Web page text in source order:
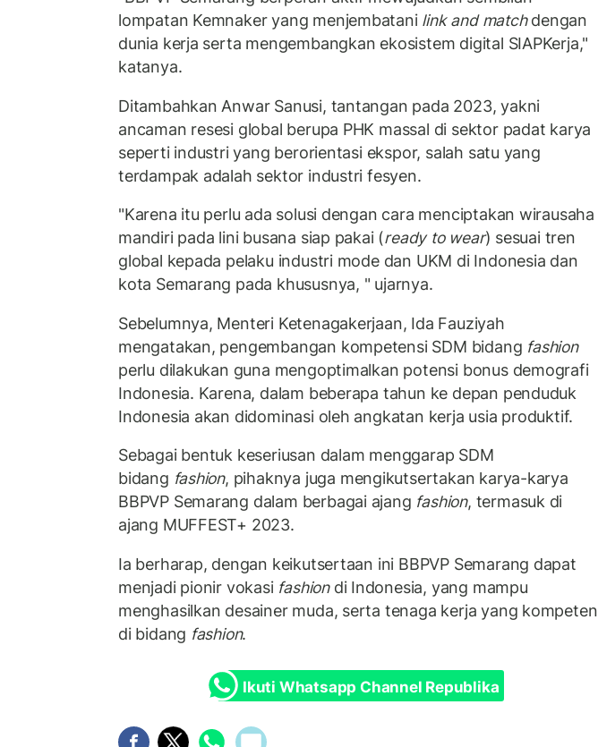
lompatan Kemnaker yang menjembatanilink and matchdengan
dunia kerja serta mengembangkan ekosistem digital SIAPKerja,"
katanya.
Ditambahkan Anwar Sanusi, tantangan pada 2023, yakni
ancaman resesi global berupa PHK massal di sektor padat karya
seperti industri yang berorientasi ekspor, salah satu yang
terdampak adalah sektor industri fesyen.
"Karena itu perlu ada solusi dengan cara menciptakan wirausaha
mandiri pada lini busana siap pakai (ready to wear) sesuai tren
global kepada pelaku industri mode dan UKM di Indonesia dan
kota Semarang pada khususnya, " ujarnya.
Sebelumnya, Menteri Ketenagakerjaan, Ida Fauziyah
mengatakan, pengembangan kompetensi SDM bidang fashion
perlu dilakukan guna mengoptimalkan potensi bonus demografi
Indonesia. Karena, dalam beberapa tahun ke depan penduduk
Indonesia akan didominasi oleh angkatan kerja usia produktif.
Sebagai bentuk keseriusan dalam menggarap SDM
bidang fashion, pihaknya juga mengikutsertakan karya-karya
BBPVP Semarang dalam berbagai ajang fashion, termasuk di
ajang MUFFEST+ 2023.
Ia berharap, dengan keikutsertaan ini BBPVP Semarang dapat
menjadi pionir vokasi fashiondi Indonesia, yang mampu
menghasilkan desainer muda, serta tenaga kerja yang kompeten
di bidang fashion.
Ikuti Whatsapp Channel Republika